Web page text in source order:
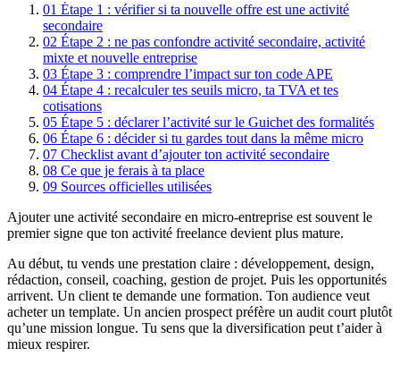
01 Étape 1 : vérifier si ta nouvelle offre est une activité
secondaire
02 Étape 2 : ne pas confondre activité secondaire, activité
mixte et nouvelle entreprise
03 Étape 3 : comprendre l’impact sur ton code APE
04 Étape 4 : recalculer tes seuils micro, ta TVA et tes
cotisations
05 Étape 5 : déclarer l’activité sur le Guichet des formalités
06 Étape 6 : décider si tu gardes tout dans la même micro
07 Checklist avant d’ajouter ton activité secondaire
08 Ce que je ferais à ta place
09 Sources officielles utilisées
Ajouter une activité secondaire en micro-entreprise est souvent le
premier signe que ton activité freelance devient plus mature.
Au début, tu vends une prestation claire : développement, design,
rédaction, conseil, coaching, gestion de projet. Puis les opportunités
arrivent. Un client te demande une formation. Ton audience veut
acheter un template. Un ancien prospect préfère un audit court plutôt
qu’une mission longue. Tu sens que la diversification peut t’aider à
mieux respirer.